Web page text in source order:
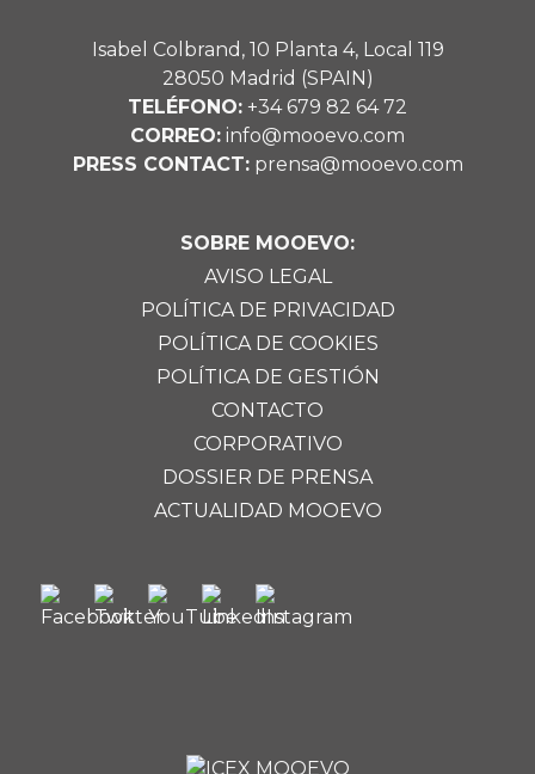
Isabel Colbrand, 10 Planta 4, Local 119
28050 Madrid (SPAIN)
TELÉFONO: +34 679 82 64 72
CORREO: info@mooevo.com
PRESS CONTACT:prensa@mooevo.com
SOBRE MOOEVO:
AVISO LEGAL
POLÍTICA DE PRIVACIDAD
POLÍTICA DE COOKIES
POLÍTICA DE GESTIÓN
CONTACTO
CORPORATIVO
DOSSIER DE PRENSA
ACTUALIDAD MOOEVO